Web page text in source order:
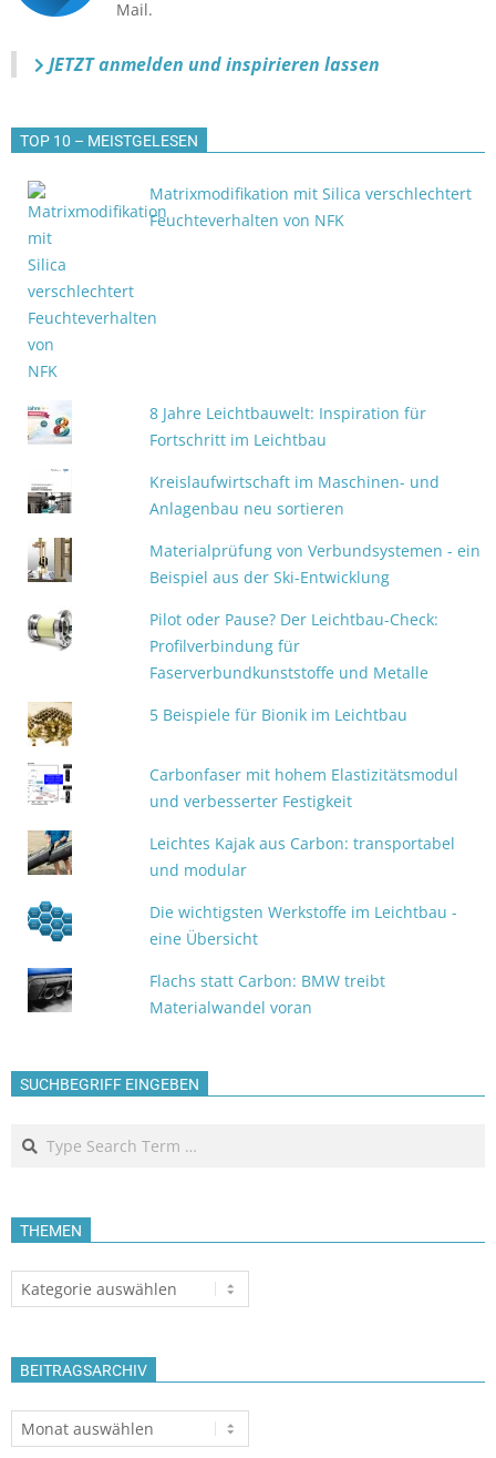
Mail.
JETZT anmelden und inspirieren lassen
TOP 10 – MEISTGELESEN
Matrixmodifikation mit Silica verschlechtert
Feuchteverhalten von NFK
8 Jahre Leichtbauwelt: Inspiration für
Fortschritt im Leichtbau
Kreislaufwirtschaft im Maschinen- und
Anlagenbau neu sortieren
Materialprüfung von Verbundsystemen - ein
Beispiel aus der Ski-Entwicklung
Pilot oder Pause? Der Leichtbau-Check:
Profilverbindung für
Faserverbundkunststoffe und Metalle
5 Beispiele für Bionik im Leichtbau
Carbonfaser mit hohem Elastizitätsmodul
und verbesserter Festigkeit
Leichtes Kajak aus Carbon: transportabel
und modular
Die wichtigsten Werkstoffe im Leichtbau -
eine Übersicht
Flachs statt Carbon: BMW treibt
Materialwandel voran
SUCHBEGRIFF EINGEBEN
Search
THEMEN
Themen
BEITRAGSARCHIV
Beitragsarchiv